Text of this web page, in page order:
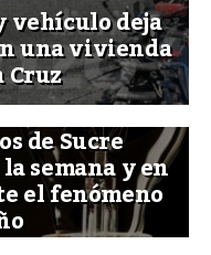
vehículo deja
una vivienda
Cruz
de Sucre
semana y en
el fenómeno